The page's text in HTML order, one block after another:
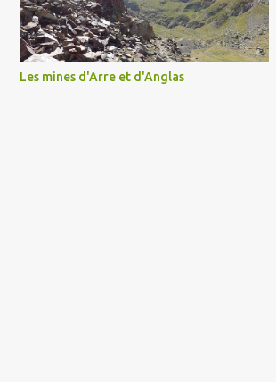
Les mines d'Arre et d'Anglas